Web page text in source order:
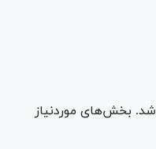
بخش‌های موردنیاز